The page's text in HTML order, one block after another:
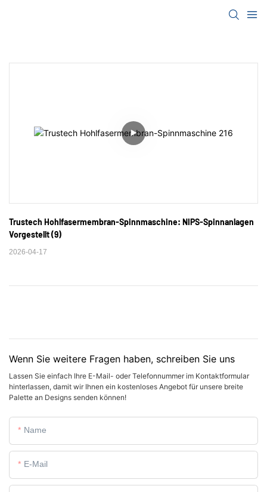
Trustech Hohlfasermembran-Spinnmaschine: NIPS-Spinnanlagen
Vorgestellt (9)
2026-04-17
Wenn Sie weitere Fragen haben, schreiben Sie uns
Lassen Sie einfach Ihre E-Mail- oder Telefonnummer im Kontaktformular
hinterlassen, damit wir Ihnen ein kostenloses Angebot für unsere breite
Palette an Designs senden können!
Name
E-Mail